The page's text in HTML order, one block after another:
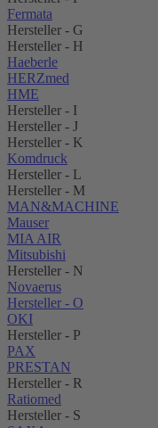
Fermata
Hersteller - G
Hersteller - H
Haeberle
HERZmed
HME
Hersteller - I
Hersteller - J
Hersteller - K
Komdruck
Hersteller - L
Hersteller - M
MAN&MACHINE
Mauser
MIA AIR
Mitsubishi
Hersteller - N
Novaerus
Hersteller - O
OKI
Hersteller - P
PAX
PRESTAN
Hersteller - R
Ratiomed
Hersteller - S